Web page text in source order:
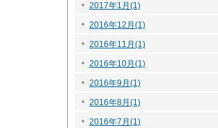
2017年1月(1)
2016年12月(1)
2016年11月(1)
2016年10月(1)
2016年9月(1)
2016年8月(1)
2016年7月(1)